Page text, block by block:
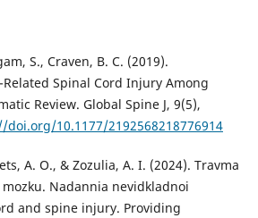
S., Craven, B. C. (2019).
Spinal Cord Injury Among
Review. Global Spine J, 9(5),
doi.org/10.1177/2192568218776914
A. O., & Zozulia, A. I. (2024). Travma
Nadannia nevidkladnoi
and spine injury. Providing